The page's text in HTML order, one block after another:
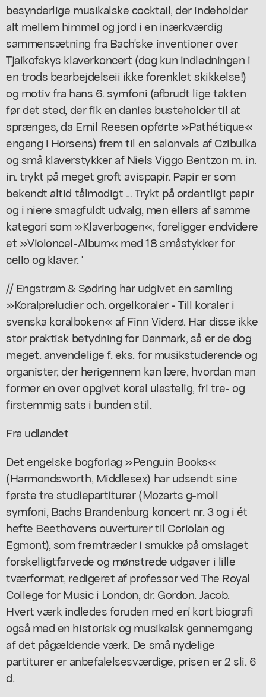
besynderlige musikalske cocktail, der indeholder
alt mellem himmel og jord i en inærkværdig
sammensætning fra Bach'ske inventioner over
Tjaikofskys klaverkoncert (dog kun indledningen i
en trods bearbejdelseii ikke forenklet skikkelse!)
og motiv fra hans 6. symfoni (afbrudt lige takten
før det sted, der fik en danies busteholder til at
sprænges, da Emil Reesen opførte »Pathétique«
engang i Horsens) frem til en salonvals af Czibulka
og små klaverstykker af Niels Viggo Bentzon m. in.
in. trykt på meget groft avispapir. Papir er som
bekendt altid tålmodigt ... Trykt på ordentligt papir
og i niere smagfuldt udvalg, men ellers af samme
kategori som »Klaverbogen«, foreligger endvidere
et »Violoncel-Album« med 18 småstykker for
cello og klaver. '
// Engstrøm & Sødring har udgivet en samling
»Koralpreludier och. orgelkoraler - Till koraler i
svenska koralboken« af Finn Viderø. Har disse ikke
stor praktisk betydning for Danmark, så er de dog
meget. anvendelige f. eks. for musikstuderende og
organister, der herigennem kan lære, hvordan man
former en over opgivet koral ulastelig, fri tre- og
firstemmig sats i bunden stil.
Fra udlandet
Det engelske bogforlag »Penguin Books«
(Harmondsworth, Middlesex) har udsendt sine
første tre studiepartiturer (Mozarts g-moll
symfoni, Bachs Brandenburg koncert nr. 3 og i ét
hefte Beethovens ouverturer til Coriolan og
Egmont), som frerntræder i smukke på omslaget
forskelligtfarvede og mønstrede udgaver i lille
tværformat, redigeret af professor ved The Royal
College for Music i London, dr. Gordon. Jacob.
Hvert værk indledes foruden med en' kort biografi
også med en historisk og musikalsk gennemgang
af det pågældende værk. De små nydelige
partiturer er anbefalelsesværdige, prisen er 2 sli. 6
d.